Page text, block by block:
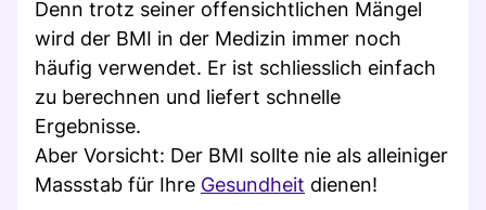
Denn trotz seiner offensichtlichen Mängel
wird der BMI in der Medizin immer noch
häufig verwendet. Er ist schliesslich einfach
zu berechnen und liefert schnelle
Ergebnisse.
Aber Vorsicht: Der BMI sollte nie als alleiniger
Massstab für Ihre Gesundheit dienen!